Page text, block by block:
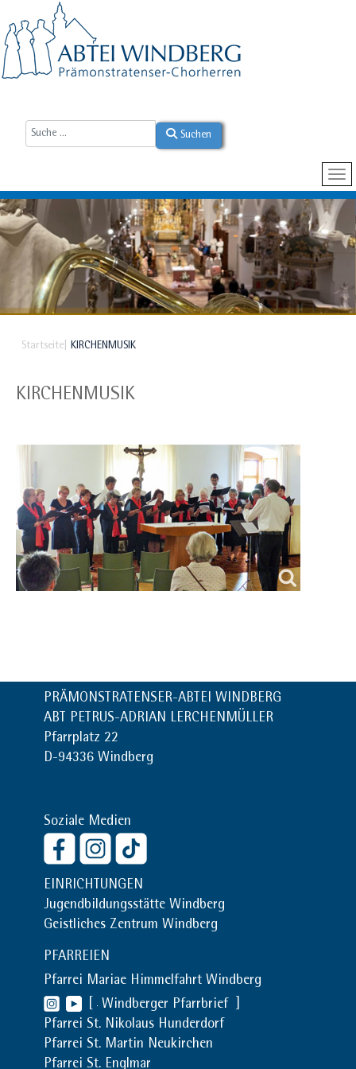
Suchen
Startseite KIRCHENMUSIK
KIRCHENMUSIK
PRÄMONSTRATENSER-ABTEI WINDBERG
ABT PETRUS-ADRIAN LERCHENMÜLLER
Pfarrplatz 22
D-94336 Windberg
Soziale Medien
EINRICHTUNGEN
Jugendbildungsstätte Windberg
Geistliches Zentrum Windberg
PFARREIEN
Pfarrei Mariae Himmelfahrt Windberg
Windberger Pfarrbrief
Pfarrei St. Nikolaus Hunderdorf
Pfarrei St. Martin Neukirchen
Pfarrei St. Englmar